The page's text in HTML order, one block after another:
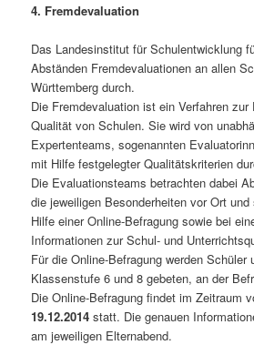
4. Fremdevaluation
Das Landesinstitut für Schulentwicklung
Abständen Fremdevaluationen an allen
Württemberg durch.
Die Fremdevaluation ist ein Verfahren
Qualität von Schulen. Sie wird von
Expertenteams, sogenannten
mit Hilfe festgelegter Qualitätskriterien
Die Evaluationsteams betrachten dabei
die jeweiligen Besonderheiten vor Ort
Hilfe einer Online-Befragung sowie bei
Informationen zur Schul- und
Für die Online-Befragung werden Schüler
Klassenstufe 6 und 8 gebeten, an der
Die Online-Befragung findet im Zeitraum
19.12.2014 statt. Die genauen
am jeweiligen Elternabend.